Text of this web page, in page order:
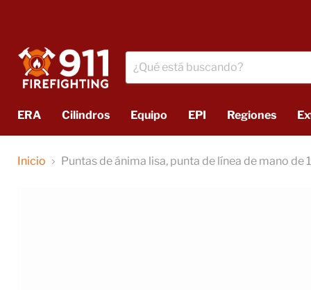
ERA Cilindros Equipo EPI Regiones
Inicio Puntas de ánima lisa, punta de línea de mano